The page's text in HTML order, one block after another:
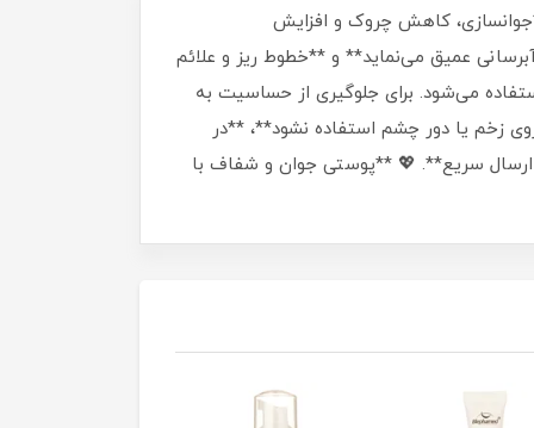
**جوانسازی، کاهش چروک و افزایش
عمیق می‌نماید** و **خطوط ریز و علائم
می‌شود. برای جلوگیری از حساسیت به
می‌شوند. هشدارها: **روی زخم یا دور چشم استفاده نشود**، **در
اصل بودن و ارسال سریع**. 💖 **پوستی جوان و شفاف با